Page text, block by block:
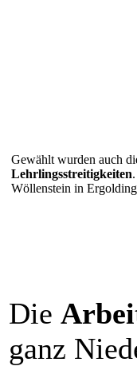
Gewählt wurden auch
Lehrlingsstreitigkeiten
Wöllenstein in
Die
ganz